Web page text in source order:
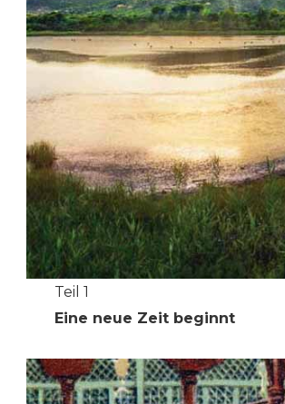
Teil 1
Eine neue Zeit beginnt